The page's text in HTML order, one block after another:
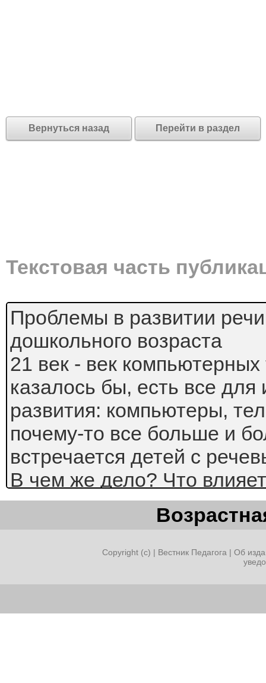
Вернуться назад Перейти в раздел
Текстовая часть
Проблемы в развитии
дошкольного возраста
21 век - век
казалось бы, есть все для
развития: компьютеры,
почему-то все больше и
встречается детей с
В чем же дело? Что
Экология? Вредные
родителей? Родовые
время беременности? Или
просто педагогическая
работы показал, что в наш
Copyright (c) | Вестник Педагога | Об